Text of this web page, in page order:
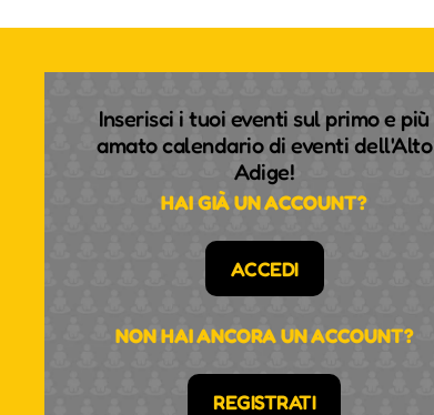
Inserisci i tuoi eventi sul primo e più
amato calendario di eventi dell'Alto
Adige!
HAI GIÀ UN ACCOUNT?
ACCEDI
NON HAI ANCORA UN ACCOUNT?
REGISTRATI